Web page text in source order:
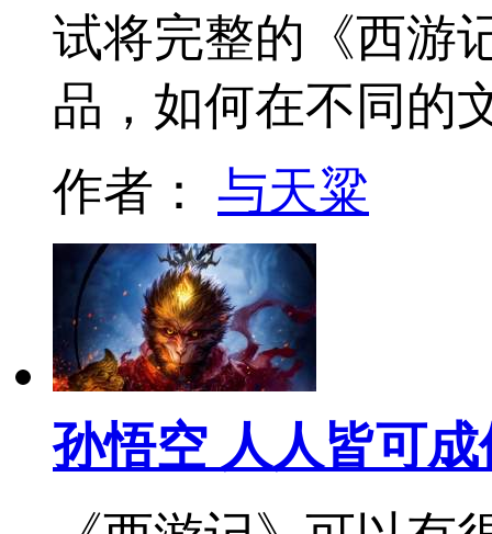
试将完整的《西游
品，如何在不同的
作者： 与天粱
孙悟空 人人皆可成